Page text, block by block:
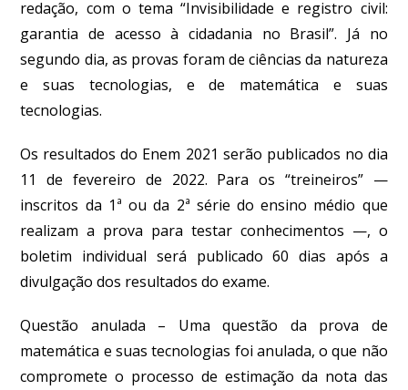
redação, com o tema “Invisibilidade e registro civil:
garantia de acesso à cidadania no Brasil”. Já no
segundo dia, as provas foram de ciências da natureza
e suas tecnologias, e de matemática e suas
tecnologias.
Os resultados do Enem 2021 serão publicados no dia
11 de fevereiro de 2022. Para os “treineiros” —
inscritos da 1ª ou da 2ª série do ensino médio que
realizam a prova para testar conhecimentos —, o
boletim individual será publicado 60 dias após a
divulgação dos resultados do exame.
Questão anulada – Uma questão da prova de
matemática e suas tecnologias foi anulada, o que não
compromete o processo de estimação da nota das